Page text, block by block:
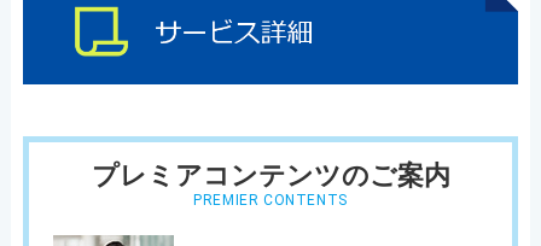
プレミアコンテンツのご案内
PREMIER CONTENTS